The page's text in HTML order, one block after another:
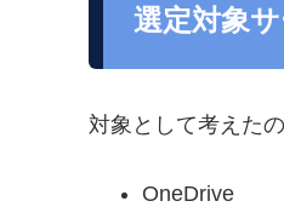
選定対象
対象として考えた
OneDrive